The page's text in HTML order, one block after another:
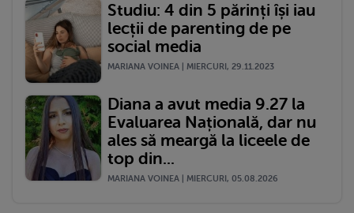
Studiu: 4 din 5 părinți își iau
lecții de parenting de pe
social media
MARIANA VOINEA | MIERCURI, 29.11.2023
Diana a avut media 9.27 la
Evaluarea Națională, dar nu
ales să meargă la liceele de
top din...
MARIANA VOINEA | MIERCURI, 05.08.2026